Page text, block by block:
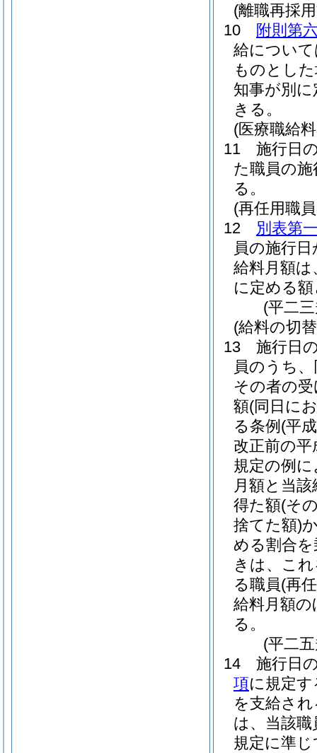
(離職再採
10
附則第
給につい
ものとし
知事が別
きる。
(医療職給
11
施行日
た職員の
る。
(再任用職
12
別表第
員の施行
給料月額
に定める
(平二
(給料の切
13
施行日
員のうち
その者の
額(同日に
る条例 (平
改正前の
規定の例
月額と当
得た額(そ
捨てた額)
める割合
きは、こ
る職員(再
給料月額
る。
(平二
14
施行日
項に規定
を支給さ
は、当該
規定に準